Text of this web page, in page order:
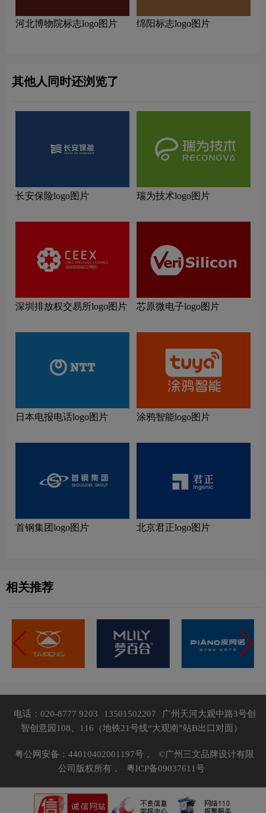
河北博物院标志logo图片 绵阳标志logo图片
其他人同时还浏览了
长安保险logo图片 瑞为技术logo图片
深圳排放权交易所logo图片 芯原微电子logo图片
日本电报电话logo图片 涂鸦智能logo图片
首钢集团logo图片 北京君正logo图片
相关推荐
电话：020-8777 9203 13501502207
广州天河大观中路3号创
智创意园108、116（地铁21号线“大观南”站B出口对面）
粤公网安备：44010402001197号，
©广州三文品牌设计有限
公司版权所有，
粤ICP备09037611号